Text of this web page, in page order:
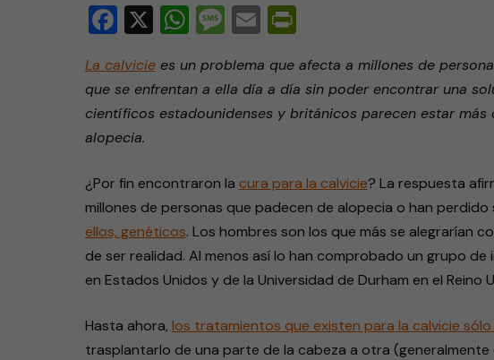
Facebook
X WhatsApp
Message
EmailPrintFriendly
La calviciees un problema que afecta a millones de
que se enfrentan a ella día a día sin poder encontrar una
científicos estadounidenses y británicos parecen estar
alopecia.
¿Por fin encontraron la cura para la calvicie? La respuesta
millones de personas que padecen de alopecia o han perdido
ellos, genéticos. Los hombres son los que más se alegrarían
de ser realidad. Al menos así lo han comprobado un grupo
en Estados Unidos y de la Universidad de Durham en el Reino
Hasta ahora, los tratamientos que existen para la calvicie
trasplantarlo de una parte de la cabeza a otra